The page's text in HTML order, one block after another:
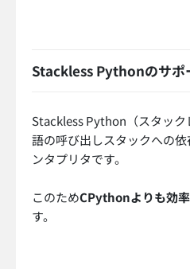
Stackless Pythonのサポ
Stackless Python（スタッ
語の呼び出しスタックへの
ンタプリタです。
このためCPythonよりも効
す。